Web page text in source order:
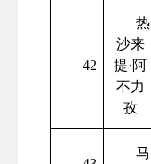
42
热
沙来
提·阿
不力
孜
马